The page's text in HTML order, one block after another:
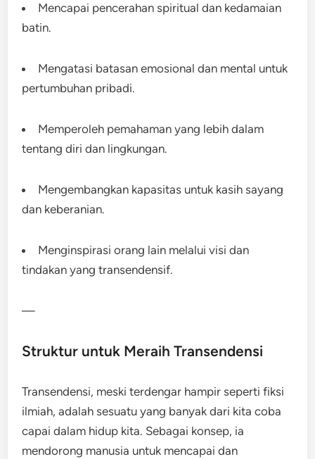
Mencapai pencerahan spiritual dan kedamaian
batin.
Mengatasi batasan emosional dan mental untuk
pertumbuhan pribadi.
Memperoleh pemahaman yang lebih dalam
tentang diri dan lingkungan.
Mengembangkan kapasitas untuk kasih sayang
dan keberanian.
Menginspirasi orang lain melalui visi dan
tindakan yang transendensif.
—
Struktur untuk Meraih Transendensi
Transendensi, meski terdengar hampir seperti fiksi
ilmiah, adalah sesuatu yang banyak dari kita coba
capai dalam hidup kita. Sebagai konsep, ia
mendorong manusia untuk mencapai dan